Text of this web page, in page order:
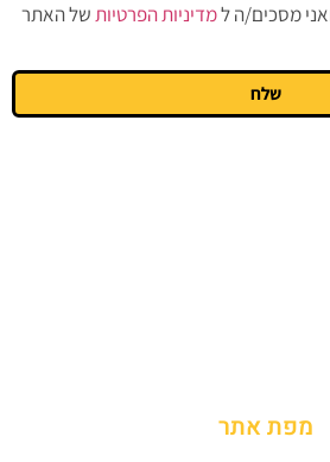
מסכים/ה למדיניות הפרטיותשל האתר
שלח
מפת אתר